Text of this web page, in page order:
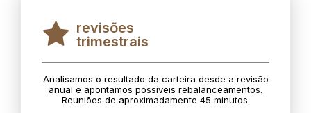
revisões
trimestrais
Analisamos o resultado da carteira desde a revisão
anual e apontamos possíveis rebalanceamentos.
Reuniões de aproximadamente 45 minutos.